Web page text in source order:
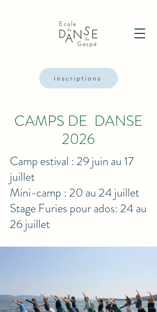
Inscriptions
CAMPS DE DANSE
2026
Camp estival : 29 juin au 17
juillet
Mini-camp : 20 au 24 juillet
Stage Furies pour ados: 24 au
26 juillet